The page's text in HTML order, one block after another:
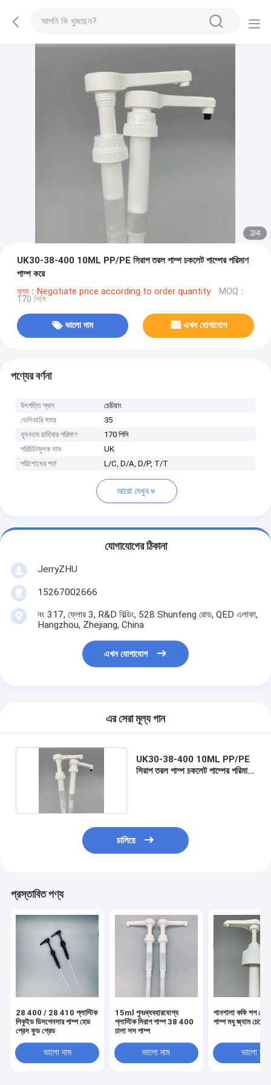
2/4
UK30-38-400 10ML PP/PE সিরাপ তরল পাম্প চকলেট পাম্পের পরিমাণ
পাম্প করে
মূল্য：Negotiate price according to order quantity MOQ：
170 পিসি
ভালো দাম এখন যোগাযোগ
পণ্যের বর্ণনা
উৎপত্তি স্থল
চেচিয়াং
ডেলিভারি সময়
35
ন্যূনতম চাহিদার পরিমাণ
170 পিসি
পরিচিতিমুলক নাম
UK
পরিশোধের শর্ত
L/C, D/A, D/P, T/T
আরো দেখুন
যোগাযোগের ঠিকানা
JerryZHU
15267002666
নং 317, ফ্লোর 3, R&D বিল্ডিং, 528 Shunfeng রোড, QED এলাকা,
Hangzhou, Zhejiang, China
এখন যোগাযোগ
এর সেরা মূল্য পান
UK30-38-400 10ML PP/PE
সিরাপ তরল পাম্প চকলেট পাম্পের পরিমাণ
চালিয়ে
প্রস্তাবিত পণ্য
28 400 / 28 410 প্লাস্টিক
লিকুইড ডিসপেনসার পাম্প হেড
প্রেস ফুড গ্রেড
ভালো দাম
15ml পুনঃব্যবহারযোগ্য
প্লাস্টিক সিরাপ পাম্প 38 400
ঢালা সস পাম্প
ভালো দাম
পানশালা কফি শপ
পাম্প মধু জ্যাম চেপে
ভালো দাম